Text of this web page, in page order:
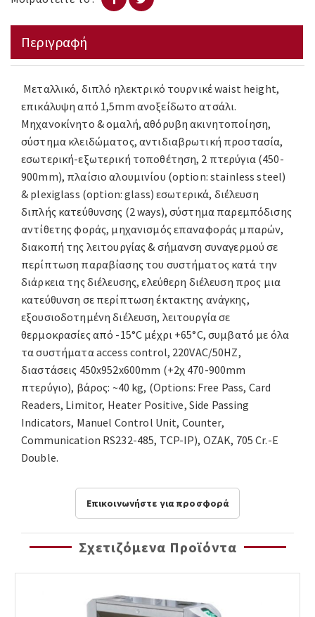
Περιγραφή
Μεταλλικό, διπλό ηλεκτρικό τουρνικέ waist height,
επικάλυψη από 1,5mm ανοξείδωτο ατσάλι.
Mηχανοκίνητο & ομαλή, αθόρυβη ακινητοποίηση,
σύστημα κλειδώματος, αντιδιαβρωτική προστασία,
εσωτερική-εξωτερική τοποθέτηση, 2 πτερύγια (450-
900mm), πλαίσιο αλουμινίου (option: stainless steel)
& plexiglass (option: glass) εσωτερικά, διέλευση
διπλής κατεύθυνσης (2 ways), σύστημα παρεμπόδισης
αντίθετης φοράς, μηχανισμός επαναφοράς μπαρών,
διακοπή της λειτουργίας & σήμανση συναγερμού σε
περίπτωση παραβίασης του συστήματος κατά την
διάρκεια της διέλευσης, ελεύθερη διέλευση προς μια
κατεύθυνση σε περίπτωση έκτακτης ανάγκης,
εξουσιοδοτημένη διέλευση, λειτουργία σε
θερμοκρασίες από -15°C μέχρι +65°C, συμβατό με όλα
τα συστήματα access control, 220VAC/50HZ,
διαστάσεις 450x952x600mm (+2χ 470-900mm
πτερύγιο), βάρος: ~40 kg, (Options: Free Pass, Card
Readers, Limitor, Heater Positive, Side Passing
Indicators, Manuel Control Unit, Counter,
Communication RS232-485, TCP-IP), OZAK, 705 Cr.-E
Double.
Επικοινωνήστε για προσφορά
Σχετιζόμενα Προϊόντα